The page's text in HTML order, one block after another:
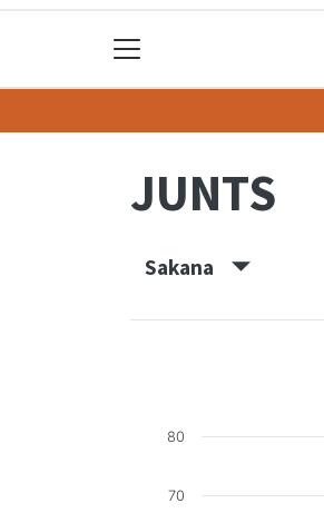
JUNTS
Sakana
70
80